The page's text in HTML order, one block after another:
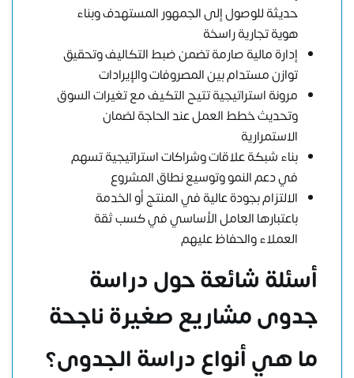
حديثة للوصول إلى الجمهور المستهدف وبناء
هوية تجارية راسخة
إدارة مالية صارمة تضمن ضبط التكاليف وتحقيق
توازن مستدام بين المصروفات والإيرادات
مرونة استراتيجية تتيح التكيف مع تغيرات السوق
وتحديث خطط العمل عند الحاجة لضمان
الاستمرارية
بناء شبكة علاقات وشراكات استراتيجية تسهم
في دعم النمو وتوسيع نطاق المشروع
الالتزام بجودة عالية في المنتج أو الخدمة
باعتبارها العامل الأساسي في كسب ثقة
العملاء والحفاظ عليهم
أسئلة شائعة حول دراسة
جدوى مشاريع صغيرة ناجحة
ما هي أنواع دراسة الجدوى؟